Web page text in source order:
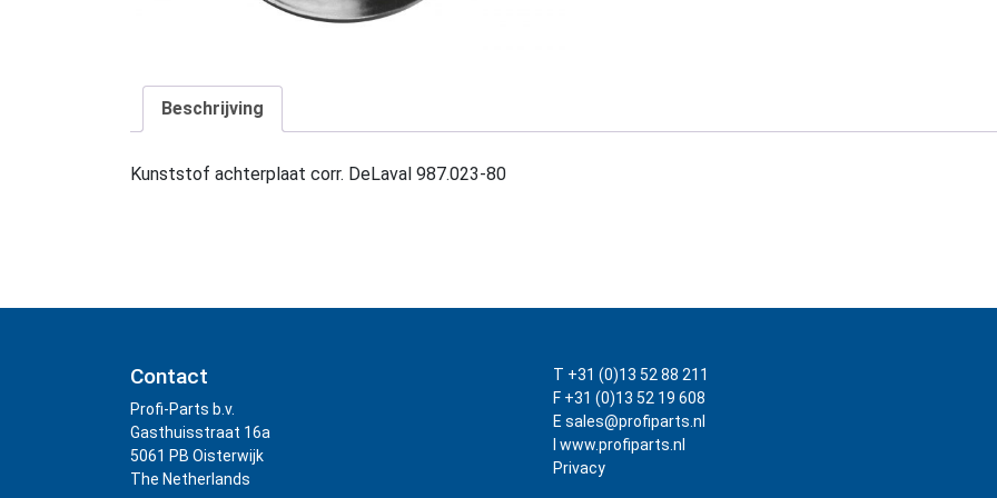
Beschrijving
Kunststof achterplaat corr. DeLaval 987.023-80
Contact
Profi-Parts b.v.
Gasthuisstraat 16a
5061 PB Oisterwijk
The Netherlands
T +31 (0)13 52 88 211
F +31 (0)13 52 19 608
E sales@profiparts.nl
I www.profiparts.nl
Privacy